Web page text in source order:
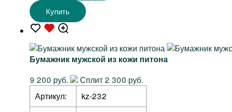
Купить
Бумажник мужской из кожи питона
9 200 руб.
Сплит 2 300 руб.
Артикул:
kz-232